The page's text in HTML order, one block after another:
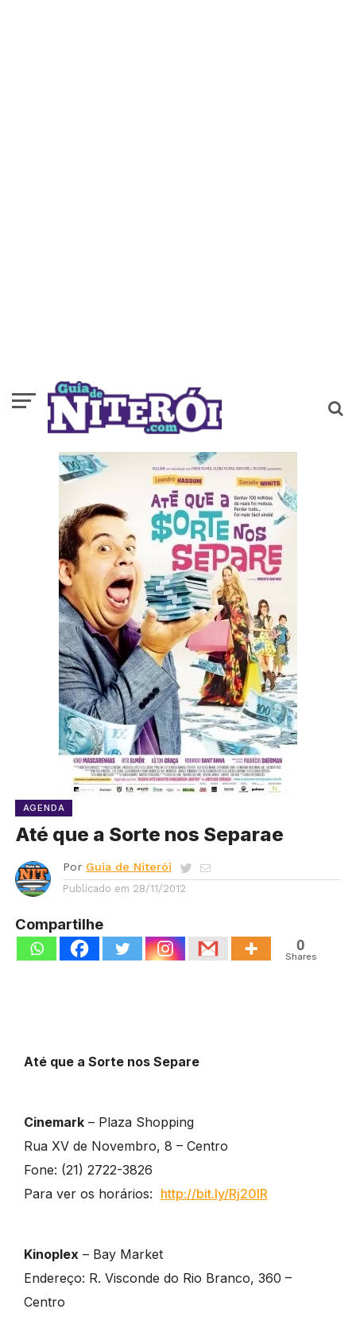
AGENDA
Até que a Sorte nos Separae
Por Guia de Niterói
Publicado em 28/11/2012
Compartilhe
0
Shares
Até que a Sorte nos Separe
Cinemark– Plaza Shopping
Rua XV de Novembro, 8 – Centro
Fone: (21) 2722-3826
Para ver os horários: http://bit.ly/Rj20lR
Kinoplex– Bay Market
Endereço: R. Visconde do Rio Branco, 360 –
Centro